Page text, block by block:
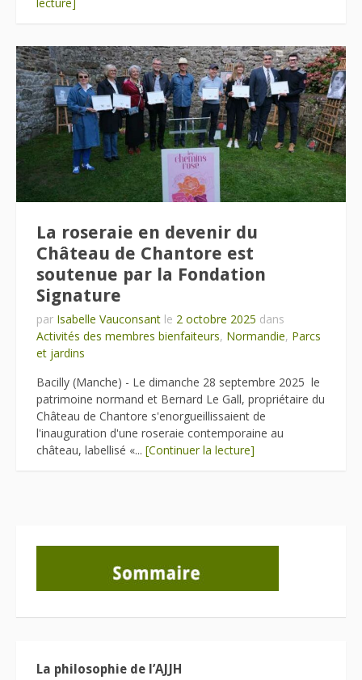
La roseraie en devenir du
Château de Chantore est
soutenue par la Fondation
Signature
par Isabelle Vauconsant le 2 octobre 2025 dans
Activités des membres bienfaiteurs, Normandie, Parcs
et jardins
Bacilly (Manche) - Le dimanche 28 septembre 2025 le
patrimoine normand et Bernard Le Gall, propriétaire du
Château de Chantore s'enorgueillissaient de
l'inauguration d'une roseraie contemporaine au
château, labellisé «... [Continuer la lecture]
La philosophie de l’AJJH